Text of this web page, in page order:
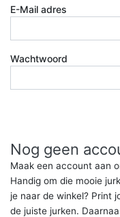
E-Mail adres
Wachtwoord
Nog geen
Maak een account aan
Handig om die mooie
je naar de winkel? Print
de juiste jurken.